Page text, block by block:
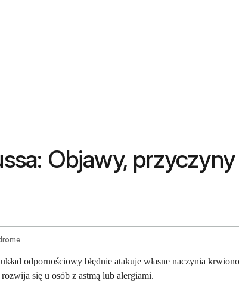
Objawy,
odpornościowy błędnie atakuje własne naczynia
się u osób z astmą lub alergiami.